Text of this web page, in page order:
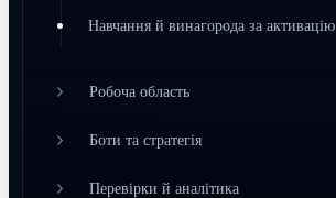
Навчання й винагорода за активацію
Робоча область
Боти та стратегія
Перевірки й аналітика